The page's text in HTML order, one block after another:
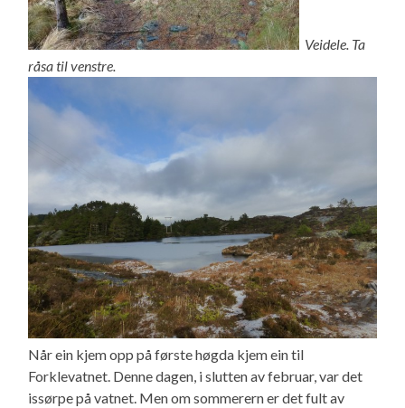
Veidele. Ta
råsa til venstre.
Når ein kjem opp på første høgda kjem ein til
Forklevatnet. Denne dagen, i slutten av februar, var det
issørpe på vatnet. Men om sommerern er det fult av